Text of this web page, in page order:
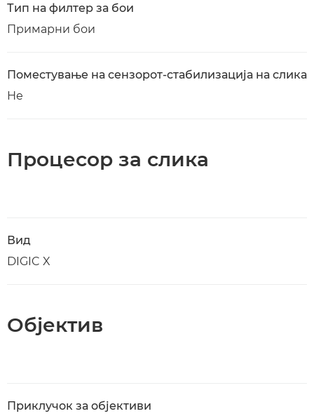
Тип на филтер за бои
Примарни бои
Поместување на сензорот-стабилизација на слика
Не
Процесор за слика
Вид
DIGIC X
Објектив
Приклучок за објективи